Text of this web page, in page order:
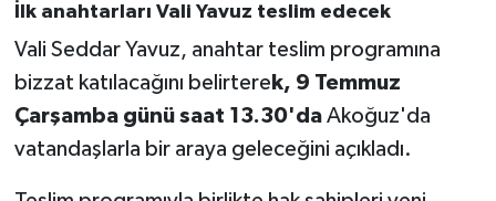
İlk anahtarları Vali Yavuz teslim edecek
Vali Seddar Yavuz, anahtar teslim programına
bizzat katılacağını belirtere k, 9 Temmuz
Çarşamba günü saat 13.30'da Akoğuz'da
vatandaşlarla bir araya geleceğini açıkladı.